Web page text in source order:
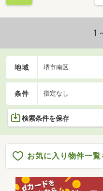
1
地域 堺市南区
条件 指定なし
検索条件を保存
お気に入り物件一覧